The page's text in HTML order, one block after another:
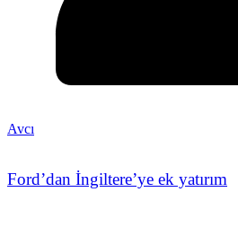
Avcı
Ford’dan İngiltere’ye ek yatırım